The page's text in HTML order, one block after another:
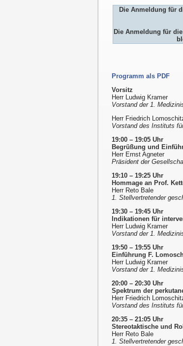
Die Anmeldung für
Die Anmeldung für die
Programm als PDF
Vorsitz
Herr Ludwig Kramer
Vorstand der 1.
Herr Friedrich
Vorstand des Instituts
19:00 – 19:05 Uhr
Begrüßung und
Herr Ernst Agneter
Präsident der
19:10 – 19:25 Uhr
Hommage an Prof.
Herr Reto Bale
1. Stellvertretender
19:30 – 19:45 Uhr
Indikationen für
Herr Ludwig Kramer
Vorstand der 1.
19:50 – 19:55 Uhr
Einführung F.
Herr Ludwig Kramer
Vorstand der 1.
20:00 – 20:30 Uhr
Spektrum der
Herr Friedrich
Vorstand des Instituts
20:35 – 21:05 Uhr
Stereotaktische und
Herr Reto Bale
1. Stellvertretender